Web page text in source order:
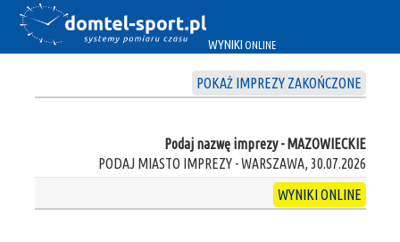
WYNIKI ONLINE
POKAŻ IMPREZY ZAKOŃCZONE
Podaj nazwę imprezy - MAZOWIECKIE
PODAJ MIASTO IMPREZY - WARSZAWA, 30.07.2026
WYNIKI ONLINE